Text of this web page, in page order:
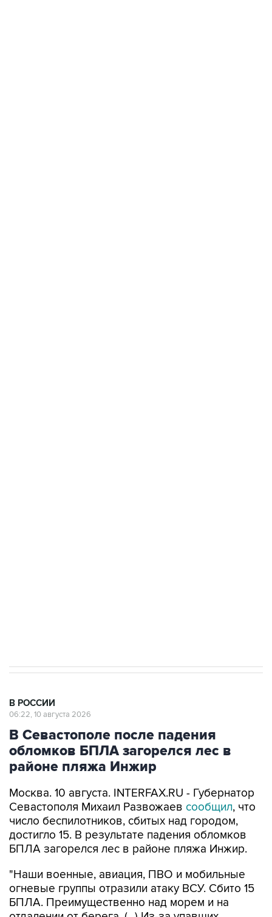
В РОССИИ
06:22, 10 августа 2026
В Севастополе после падения
обломков БПЛА загорелся лес в
районе пляжа Инжир
Москва. 10 августа. INTERFAX.RU - Губернатор
Севастополя Михаил Развожаев сообщил, что
число беспилотников, сбитых над городом,
достигло 15. В результате падения обломков
БПЛА загорелся лес в районе пляжа Инжир.
"Наши военные, авиация, ПВО и мобильные
огневые группы отразили атаку ВСУ. Сбито 15
БПЛА. Преимущественно над морем и на